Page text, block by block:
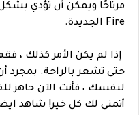
Fire الجديدة.
إذا لم يكن الأمر كذلك ،
حتى تشعر بالراحة. بمجرد
لنفسك ، فأنت الآن جاهز
أتمنى لك كل خير! شاهد